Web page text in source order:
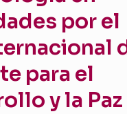
por el
para el
y la Paz